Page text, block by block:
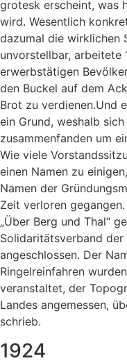
grotesk erscheint, was
wird. Wesentlich
dazumal die wirklichen
unvorstellbar, arbeitete
erwerbstätigen
den Buckel auf dem
Brot zu verdienen.Und
ein Grund, weshalb
zusammenfanden um
Wie viele
einen Namen zu
Namen der
Zeit verloren
„Über Berg und Thal“
Solidaritätsverband
angeschlossen. Der
Ringelreinfahren
veranstaltet, der
Landes angemessen,
schrieb.
1924